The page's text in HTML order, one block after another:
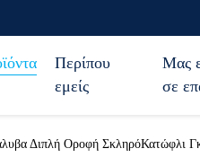
Περίπου
εμείς
Μας
σε
Διπλή Οροφή ΣκληρόΚατώφλι